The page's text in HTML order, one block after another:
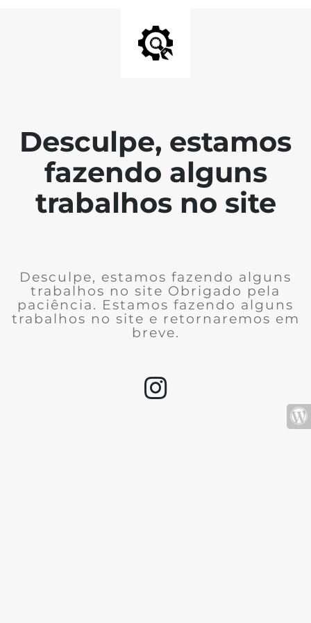
Desculpe, estamos
fazendo alguns
trabalhos no site
Desculpe, estamos fazendo alguns
trabalhos no site Obrigado pela
paciência. Estamos fazendo alguns
trabalhos no site e retornaremos em
breve.